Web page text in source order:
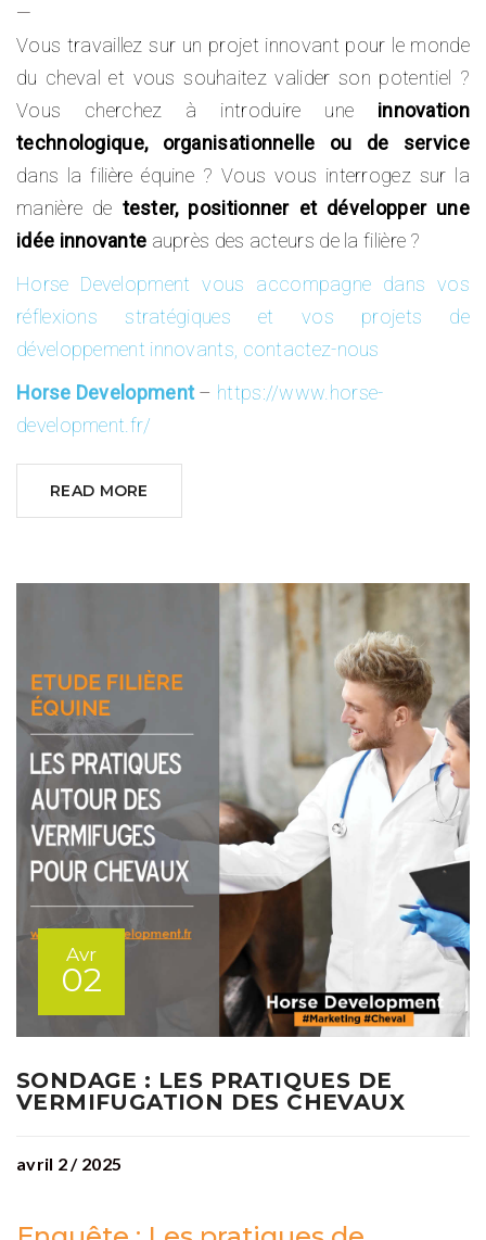
—
Vous travaillez sur un projet innovant pour le monde
du cheval et vous souhaitez valider son potentiel ?
Vous cherchez à introduire une innovation
technologique, organisationnelle ou de service
dans la filière équine ? Vous vous interrogez sur la
manière de tester, positionner et développer une
idée innovante auprès des acteurs de la filière ?
Horse Development vous accompagne dans vos
réflexions stratégiques et vos projets de
développement innovants, contactez-nous
Horse Development– https://www.horse-
development.fr/
READ MORE
Avr
02
SONDAGE : LES PRATIQUES DE
VERMIFUGATION DES CHEVAUX
avril 2 / 2025